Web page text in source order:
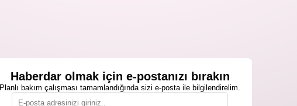
Haberdar olmak için e-postanızı bırakın
Planlı bakım çalışması tamamlandığında sizi e-posta ile bilgilendirelim.